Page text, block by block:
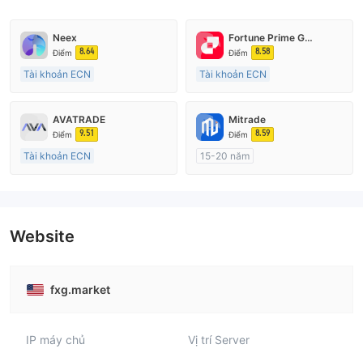
Neex
Điểm 8.64
Tài khoản ECN
MT4 Chính thức
Fortune Prime Global
Điểm 8.58
Tài khoản ECN
Đăng ký tại Nước Úc
AVATRADE
Điểm 9.51
Tài khoản ECN
MT4 Chính thức
Mitrade
Điểm 8.59
15-20 năm
Website
fxg.market
IP máy chủ
Vị trí Server